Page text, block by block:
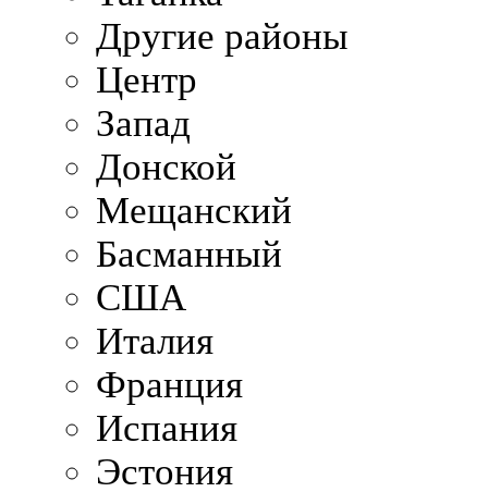
Другие районы
Центр
Запад
Донской
Мещанский
Басманный
США
Италия
Франция
Испания
Эстония